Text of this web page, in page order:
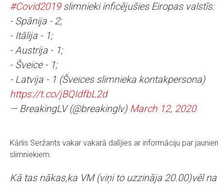
#Covid2019slimnieki inficējušies Eiropas valstīs:
- Spānija - 2;
- Itālija - 1;
- Austrija - 1;
- Šveice - 1;
- Latvija - 1 (Šveices slimnieka kontakpersona)
https://t.co/jBQIdfbL2d
— BreakingLV (@breakinglv) March 12, 2020
Kārlis Seržants vakar vakarā dalījies ar informāciju par
slimniekiem.
Kā tas nākas,ka VM (viņi to uzzināja 20.00)vēl